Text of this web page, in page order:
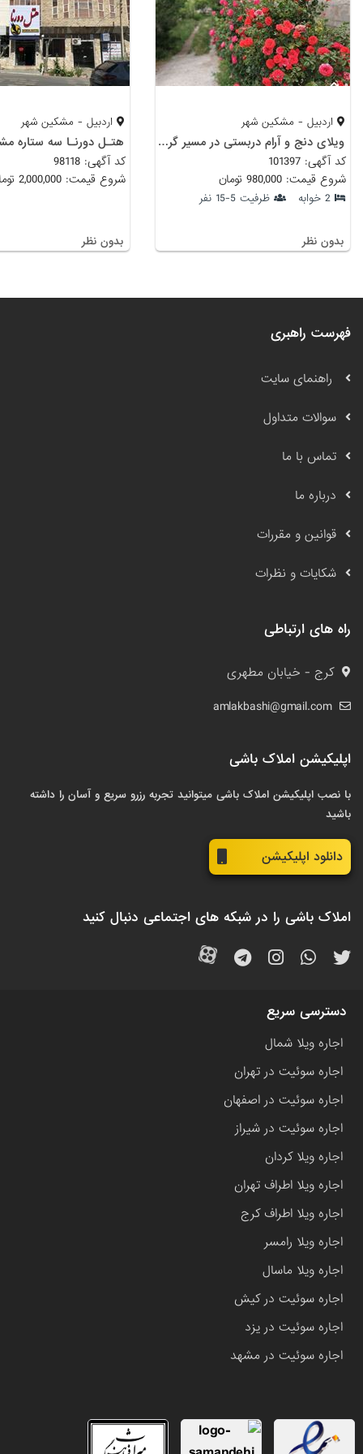
اردبیل - مشکین شهر
ویلای دنج و آرام دربستی در مسیر گردشگری و آبهای گرم مشکین شهر
کد آگهی: 101397
شروع قیمت: 980,000 تومان
2 خوابه ظرفیت 5-15 نفر
بدون نظر
اردبیل - مشکین شهر
هتـل دورنـا سه ستاره
کد آگهی: 98118
شروع قیمت: 2,000,000 تومان
بدون نظر
فهرست راهبری
راهنمای سایت
سوالات متداول
تماس با ما
درباره ما
قوانین و مقررات
شکایات و نظرات
راه های ارتباطی
کرج - خیابان مطهری
amlakbashi@gmail.com
اپلیکیشن املاک باشی
با نصب اپلیکیشن املاک باشی میتوانید تجربه رزرو سریع و آسان را داشته
باشید
دانلود اپلیکیشن
املاک باشی را در شبکه های اجتماعی دنبال کنید
دسترسی سریع
اجاره ویلا شمال
اجاره سوئیت در تهران
اجاره سوئیت در اصفهان
اجاره سوئیت در شیراز
اجاره ویلا کردان
اجاره ویلا اطراف تهران
اجاره ویلا اطراف کرج
اجاره ویلا رامسر
اجاره ویلا ماسال
اجاره سوئیت در کیش
اجاره سوئیت در یزد
اجاره سوئیت در مشهد